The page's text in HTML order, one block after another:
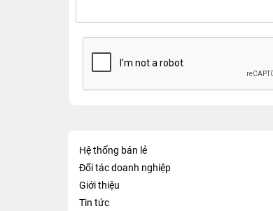
Hệ thống bán lẻ
Đối tác doanh nghiệp
Giới thiệu
Tin tức